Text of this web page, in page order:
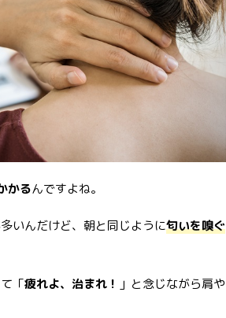
かるんですよね。
いんだけど、朝と同じように匂いを嗅ぐ
「疲れよ、治まれ！ 」と念じながら肩や